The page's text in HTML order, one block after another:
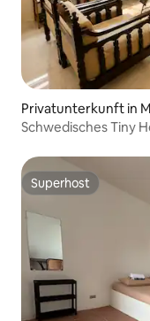
Privatunterkunft in
Schwedisches Tiny
Superhost
Superhost